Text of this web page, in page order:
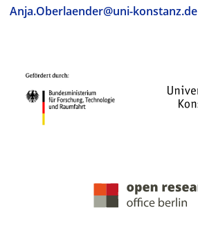
Anja.Oberlaender@uni-konstanz.de